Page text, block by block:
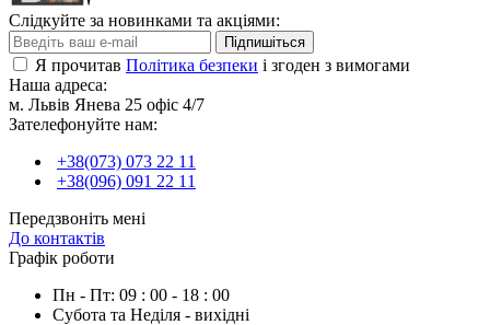
Слідкуйте за новинками та акціями:
Підпишіться
Я прочитав Політика безпеки і згоден з вимогами
Наша адреса:
м. Львів Янева 25 офіс 4/7
Зателефонуйте нам:
+38(073) 073 22 11
+38(096) 091 22 11
Передзвоніть мені
До контактів
Графік роботи
Пн - Пт: 09 : 00 - 18 : 00
Субота та Неділя - вихідні